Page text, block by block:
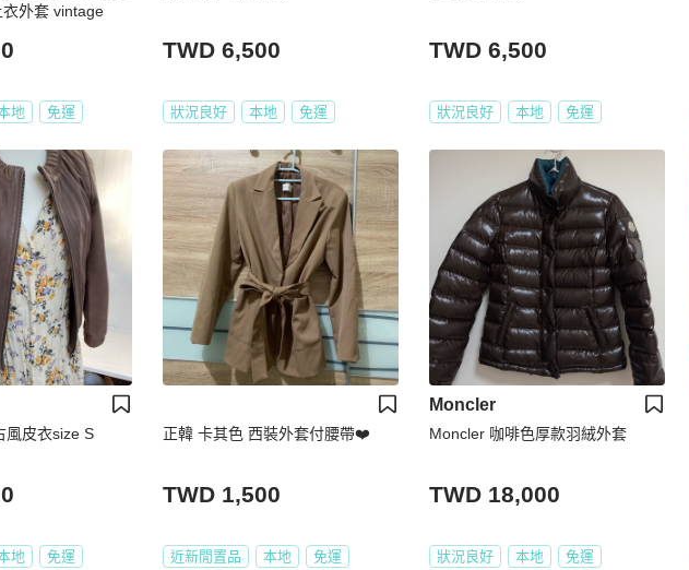
外套 vintage
地 免運
TWD 6,500
狀況良好 本地 免運
TWD 6,500
狀況良好 本地 免運
風皮衣size S
地 免運
正韓 卡其色 西裝外套付腰帶❤️
TWD 1,500
近新閒置品 本地 免運
Moncler
Moncler 咖啡色厚款羽絨外套
TWD 18,000
狀況良好 本地 免運